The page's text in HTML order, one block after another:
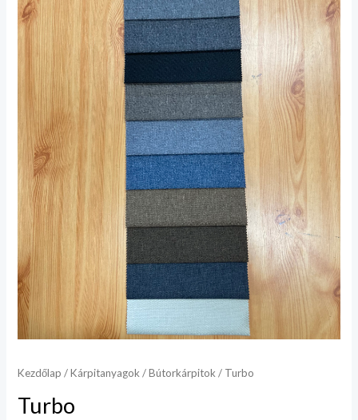
Kezdőlap /Kárpitanyagok /Bútorkárpitok / Turbo
Turbo